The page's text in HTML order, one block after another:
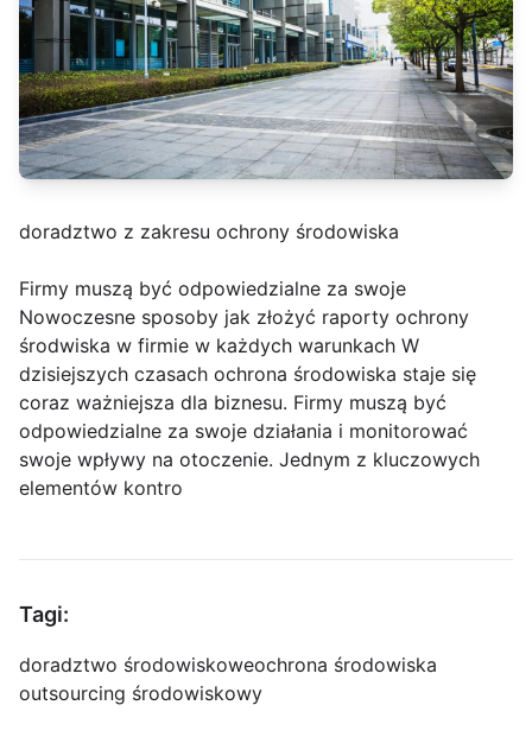
doradztwo z zakresu ochrony środowiska
Firmy muszą być odpowiedzialne za swoje
Nowoczesne sposoby jak złożyć raporty ochrony
środwiska w firmie w każdych warunkach W
dzisiejszych czasach ochrona środowiska staje się
coraz ważniejsza dla biznesu. Firmy muszą być
odpowiedzialne za swoje działania i monitorować
swoje wpływy na otoczenie. Jednym z kluczowych
elementów kontro
Tagi:
doradztwo środowiskoweochrona środowiska
outsourcing środowiskowy